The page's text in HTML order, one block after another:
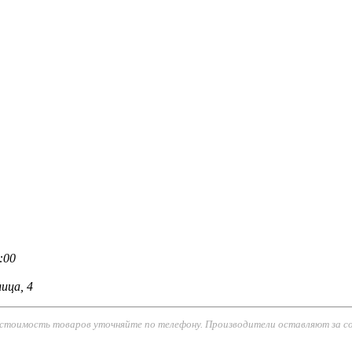
4
товаров уточняйте по телефону. Производители оставляют за